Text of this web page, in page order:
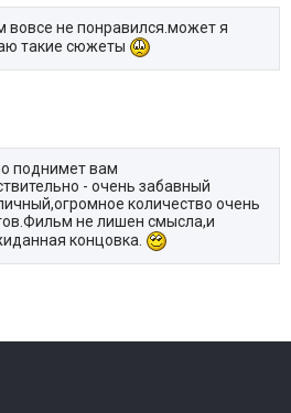
вовсе не понравился.может я
такие сюжеты
поднимет вам
- очень забавный
количество очень
не лишен смысла,и
концовка.